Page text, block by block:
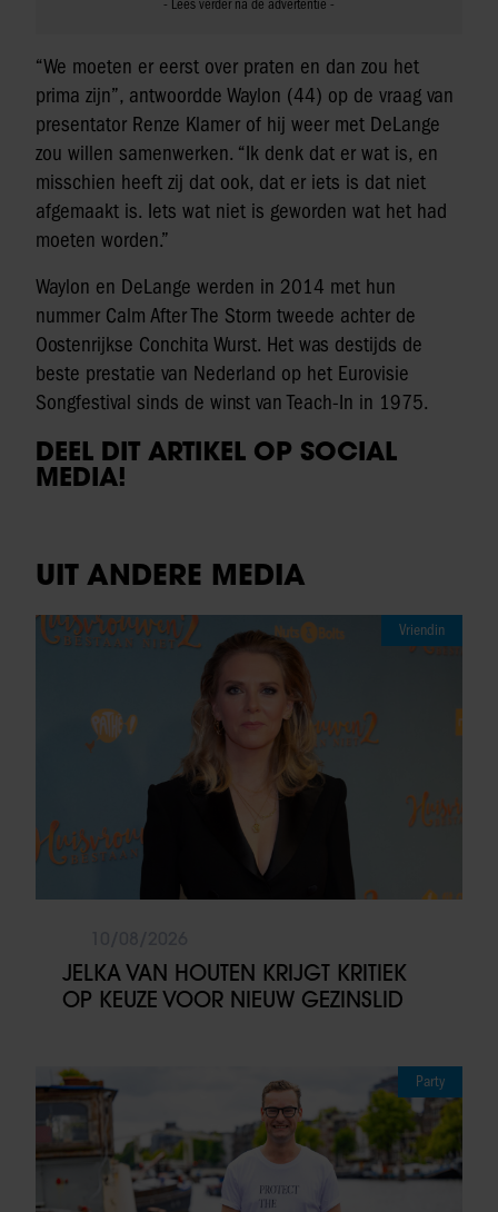
“We moeten er eerst over praten en dan zou het
prima zijn”, antwoordde Waylon (44) op de vraag van
presentator Renze Klamer of hij weer met DeLange
zou willen samenwerken. “Ik denk dat er wat is, en
misschien heeft zij dat ook, dat er iets is dat niet
afgemaakt is. Iets wat niet is geworden wat het had
moeten worden.”
Waylon en DeLange werden in 2014 met hun
nummer Calm After The Storm tweede achter de
Oostenrijkse Conchita Wurst. Het was destijds de
beste prestatie van Nederland op het Eurovisie
Songfestival sinds de winst van Teach-In in 1975.
DEEL DIT ARTIKEL OP SOCIAL
MEDIA!
UIT ANDERE MEDIA
Vriendin
JELKA VAN HOUTEN KRIJGT KRITIEK
OP KEUZE VOOR NIEUW GEZINSLID
Party